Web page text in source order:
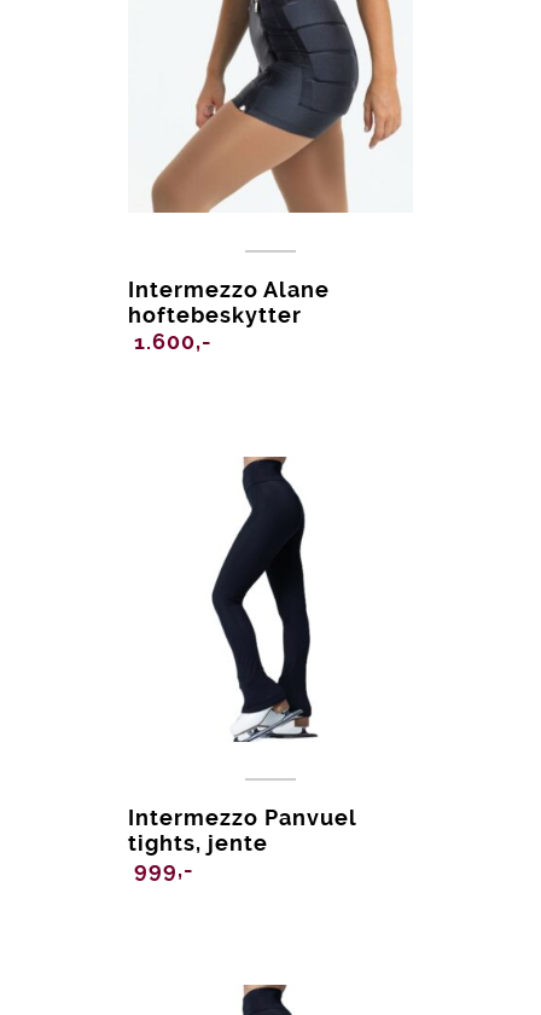
Intermezzo Alane
hoftebeskytter
1.600,-
Intermezzo Panvuel
tights, jente
999,-